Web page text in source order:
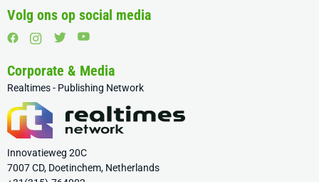
Volg ons op social media
Corporate & Media
Realtimes - Publishing Network
Innovatieweg 20C
7007 CD, Doetinchem, Netherlands